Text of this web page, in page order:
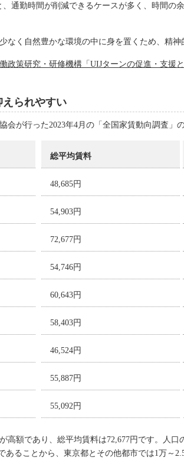
通勤時間が削減できるケースが多く、時間の
なく自然豊かな環境の中に身を置くため、精
政策研究・研修機構「UIJターンの促進・支
えられやすい
会が行った2023年4月の「全国家賃動向調査」
総平均賃料
48,685円
54,903円
72,677円
54,746円
60,643円
58,403円
46,524円
55,887円
55,092円
高額であり、総平均賃料は72,677円です。人
あることから、東京都とその他都市では1万～